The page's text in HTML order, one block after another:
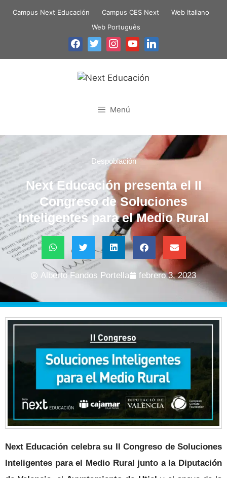
Campus Next Educación Campus CES Next
Web Italiano
Web Português
Menú
Despoblación
Next Educación presenta el II
Congreso de Soluciones
Inteligentes para el Medio Rural
Alberto Fandos Portella febrero 3, 2023
Next Educación celebra su II Congreso de Soluciones
Inteligentes para el Medio Rural junto a la Diputación